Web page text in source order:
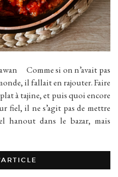
Comme si on n’avait pas
il fallait en rajouter. Faire
à tajine, et puis quoi encore
fiel, il ne s’agit pas de mettre
hanout dans le bazar, mais